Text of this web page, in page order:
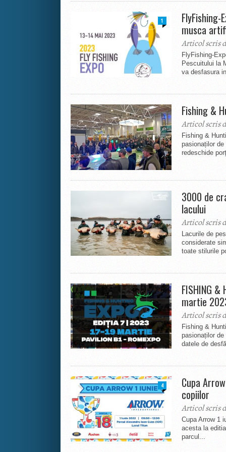
1
musca
Articol scris
FlyFishing-
Pescuitului la
va desfasura
Fishing &
Articol scris
Fishing &
pasionaților
redeschide
3000 de
lacului
Articol scris
Lacurile de
considerate
toate stilurile
FISHING &
martie
Articol scris
Fishing &
pasionaților
datele de
4
Cupa
copiilor
Articol scris
Cupa Arrow 1
acesta la
parcul...